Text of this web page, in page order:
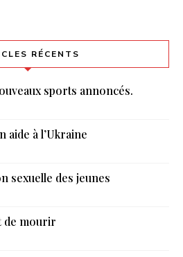
RÉCENTS
sports annoncés.
aide à l’Ukraine
sexuelle des jeunes
de mourir